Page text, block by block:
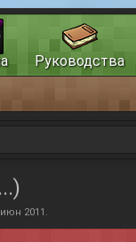
2011 .
Руководства